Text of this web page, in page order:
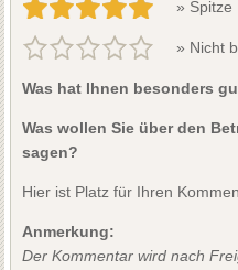
» Spitze
» Nicht
Was hat Ihnen besonders
Was wollen Sie über den
sagen?
Hier ist Platz für Ihren
Anmerkung:
Der Kommentar wird nach